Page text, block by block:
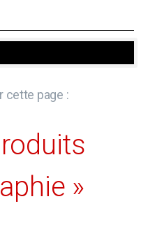
cette page :
»